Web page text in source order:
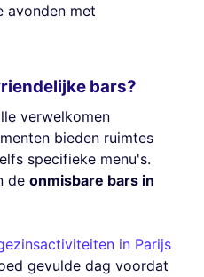
avonden met
bars?
verwelkomen
bieden ruimtes
specifieke menu's.
de onmisbare bars in
in Parijs
gevulde dag voordat